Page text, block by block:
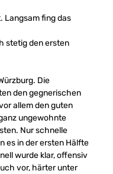
Langsam fing das
stetig den ersten
Die
den gegnerischen
allem den guten
ungewohnte
Nur schnelle
es in der ersten Hälfte
wurde klar, offensiv
vor, härter unter